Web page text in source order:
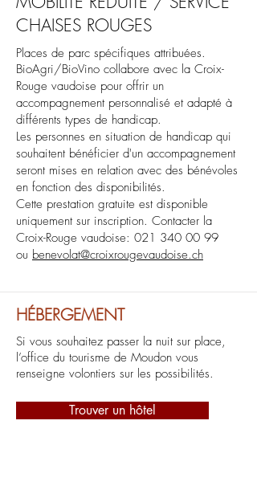
CHAISES ROUGES
Places de parc spécifiques attribuées.
BioAgri/BioVino collabore avec la Croix-
Rouge vaudoise pour offrir un
accompagnement personnalisé et adapté à
différents types de handicap.
Les personnes en situation de handicap qui
souhaitent bénéficier d'un accompagnement
seront mises en relation avec des bénévoles
en fonction des disponibilités.
Cette prestation gratuite est disponible
uniquement sur inscription. Contacter la
Croix-Rouge vaudoise: 021 340 00 99
ou benevolat@croixrougevaudoise.ch
HÉBERGEMENT
Si vous souhaitez passer la nuit sur place,
l’office du tourisme de Moudon vous
renseigne volontiers sur les possibilités.
Trouver un hôtel